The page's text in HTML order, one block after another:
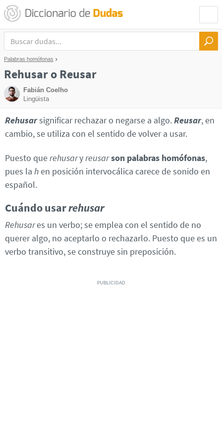
Palabras homófonas
Rehusar o Reusar
Fabián Coelho
Lingüista
Rehusarsignificar rechazar o negarse a algo.Reusar, en
cambio, se utiliza con el sentido de volver a usar.
Puesto querehusaryreusarson palabras homófonas,
pues la hen posición intervocálica carece de sonido en
español.
Cuándo usarrehusar
Rehusares un verbo; se emplea con el sentido de no
querer algo, no aceptarlo o rechazarlo. Puesto que es un
verbo transitivo, se construye sin preposición.